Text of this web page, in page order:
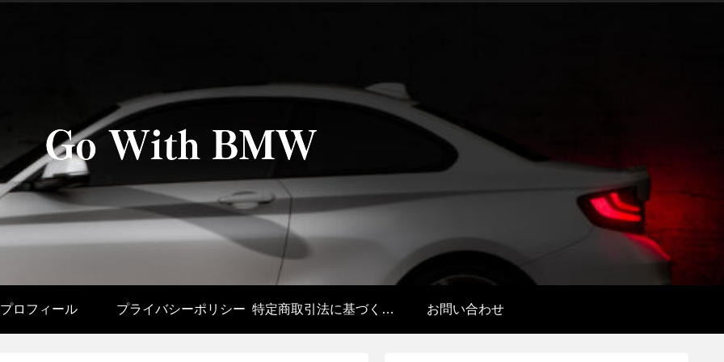
プロフィール プライバシーポリシー 特定商取引法に基づく表記 お問い合わせ